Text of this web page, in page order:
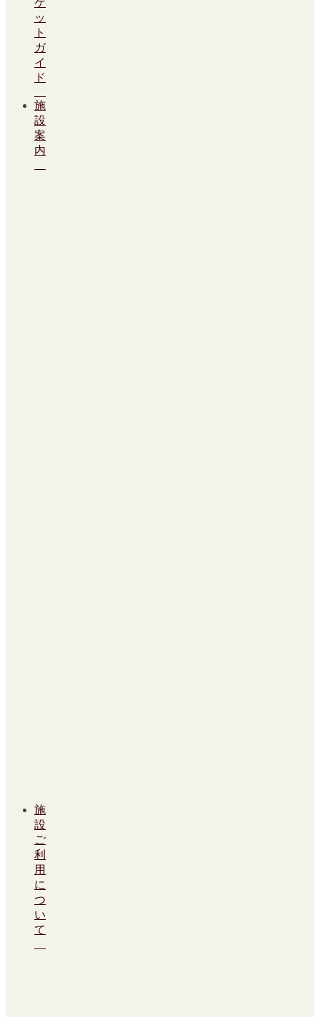
ケ
ッ
ト
ガ
イ
ド
施
設
案
内
施
設
ご
利
用
に
つ
い
て